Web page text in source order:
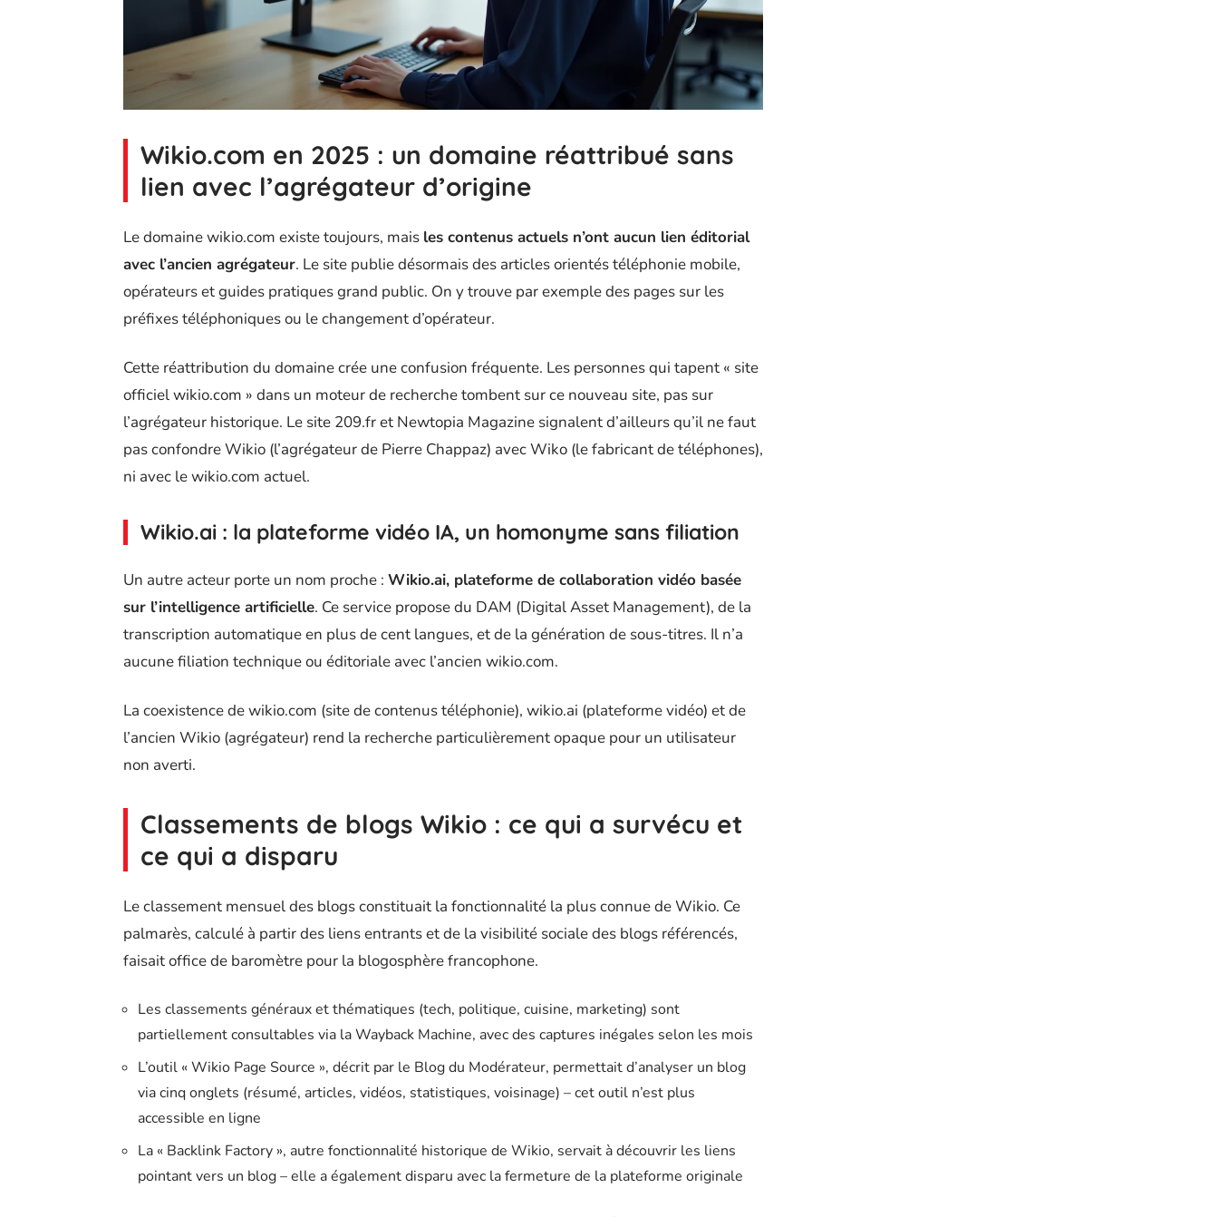
Wikio.com en 2025 : un domaine réattribué sans
lien avec l’agrégateur d’origine
Le domaine wikio.com existe toujours, mais les contenus actuels n’ont aucun lien éditorial
avec l’ancien agrégateur. Le site publie désormais des articles orientés téléphonie mobile,
opérateurs et guides pratiques grand public. On y trouve par exemple des pages sur les
préfixes téléphoniques ou le changement d’opérateur.
Cette réattribution du domaine crée une confusion fréquente. Les personnes qui tapent « site
officiel wikio.com » dans un moteur de recherche tombent sur ce nouveau site, pas sur
l’agrégateur historique. Le site 209.fr et Newtopia Magazine signalent d’ailleurs qu’il ne faut
pas confondre Wikio (l’agrégateur de Pierre Chappaz) avec Wiko (le fabricant de téléphones),
ni avec le wikio.com actuel.
Wikio.ai : la plateforme vidéo IA, un homonyme sans filiation
Un autre acteur porte un nom proche : Wikio.ai, plateforme de collaboration vidéo basée
sur l’intelligence artificielle. Ce service propose du DAM (Digital Asset Management), de la
transcription automatique en plus de cent langues, et de la génération de sous-titres. Il n’a
aucune filiation technique ou éditoriale avec l’ancien wikio.com.
La coexistence de wikio.com (site de contenus téléphonie), wikio.ai (plateforme vidéo) et de
l’ancien Wikio (agrégateur) rend la recherche particulièrement opaque pour un utilisateur
non averti.
Classements de blogs Wikio : ce qui a survécu et
ce qui a disparu
Le classement mensuel des blogs constituait la fonctionnalité la plus connue de Wikio. Ce
palmarès, calculé à partir des liens entrants et de la visibilité sociale des blogs référencés,
faisait office de baromètre pour la blogosphère francophone.
Les classements généraux et thématiques (tech, politique, cuisine, marketing) sont
partiellement consultables via la Wayback Machine, avec des captures inégales selon les mois
L’outil « Wikio Page Source », décrit par le Blog du Modérateur, permettait d’analyser un blog
via cinq onglets (résumé, articles, vidéos, statistiques, voisinage) – cet outil n’est plus
accessible en ligne
La « Backlink Factory », autre fonctionnalité historique de Wikio, servait à découvrir les liens
pointant vers un blog – elle a également disparu avec la fermeture de la plateforme originale